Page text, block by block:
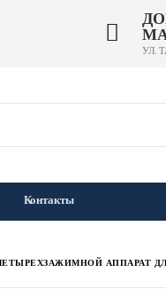
УЛ.
Контакты
ЧЕТЫРЕХЗАЖИМНОЙ АППАРАТ